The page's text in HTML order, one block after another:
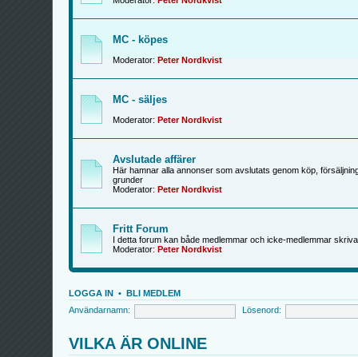
MC - köpes
Moderator: Peter Nordkvist
MC - säljes
Moderator: Peter Nordkvist
Avslutade affärer
Här hamnar alla annonser som avslutats genom köp,
grunder
Moderator: Peter Nordkvist
Fritt Forum
I detta forum kan både medlemmar och icke-medlemmar
Moderator: Peter Nordkvist
LOGGA IN • BLI MEDLEM
Användarnamn:
Lösenord:
VILKA ÄR ONLINE